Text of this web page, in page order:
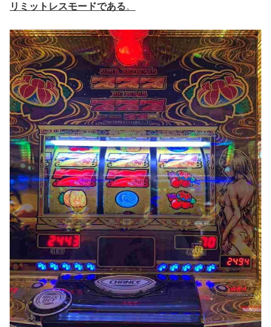
リミットレスモードである。